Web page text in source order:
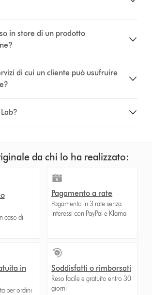
in store di un prodotto
di cui un cliente può usufruire
da chi lo ha realizzato:
caso di
Pagamento a rate
Pagamento in 3 rate senza
interessi con PayPal e Klarna
in
per ordini
Soddisfatti o rimborsati
Reso facile e gratuito entro 30
giorni